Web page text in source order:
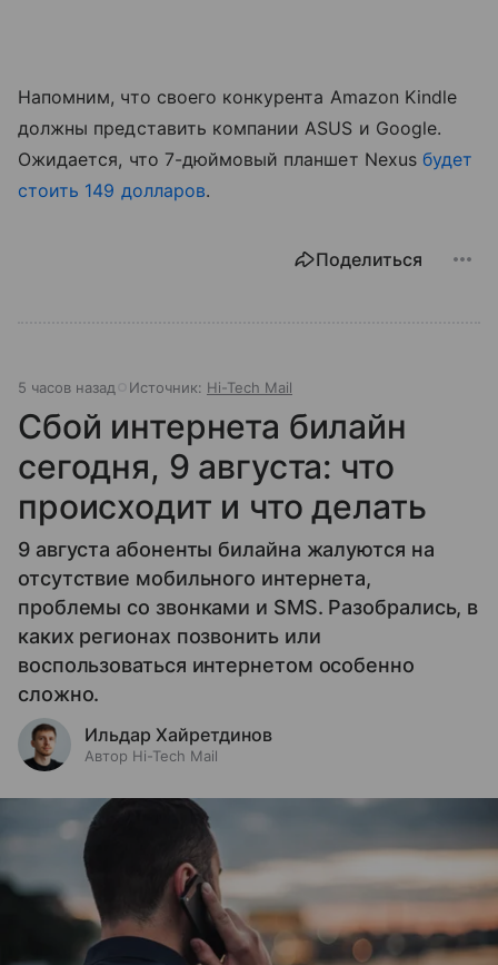
Напомним, что своего конкурента Amazon Kindle
должны представить компании ASUS и Google.
Ожидается, что 7-дюймовый планшет Nexus будет
стоить 149 долларов.
Поделиться
5 часов назад Источник: Hi-Tech Mail
Сбой интернета билайн
сегодня, 9 августа: что
происходит и что делать
9 августа абоненты билайна жалуются на
отсутствие мобильного интернета,
проблемы со звонками и SMS. Разобрались, в
каких регионах позвонить или
воспользоваться интернетом особенно
сложно.
Ильдар Хайретдинов
Автор Hi-Tech Mail